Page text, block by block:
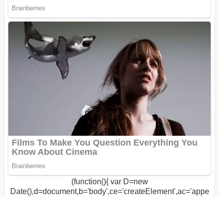
(function(){ var D=new
Date(),d=document,b='body',ce='createElement',ac='appe